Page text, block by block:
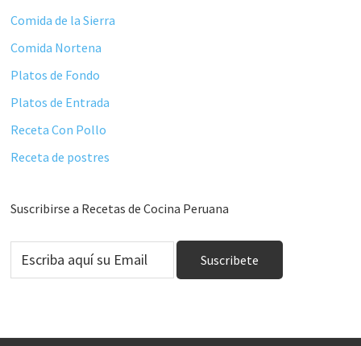
Comida de la Sierra
Comida Nortena
Platos de Fondo
Platos de Entrada
Receta Con Pollo
Receta de postres
Suscribirse a Recetas de Cocina Peruana